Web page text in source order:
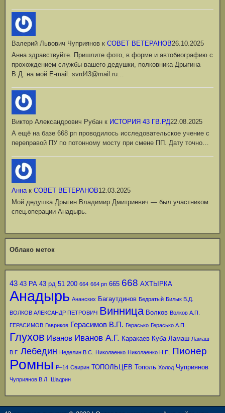
Валерий Львович Чуприянов к СОВЕТ ВЕТЕРАНОВ26.10.2025
Анна здравствуйте. Пришлите фото, в форме и автобиографию с
прохождением службы вашего дедушки, полковника Дрыгина
В.Д. на мой Е-mail: svrd43@mail.ru…
Виктор Александрович Рубан к ИСТОРИЯ 43 ГВ.РД22.08.2025
А ещё на базе 668 рп проводилось исследовательское учение с
переправой ПУ по потонному мосту при смене ПП. Дату точно…
Аннак СОВЕТ ВЕТЕРАНОВ12.03.2025
Мой дедушка Дрыгин Владимир Дмитриевич — был участником
спец.операции Анадырь.
Облако меток
43 43 РА 43 рд 51 200 664 664 рп 665 668 АХТЫРКА
Анадырь Ананских Багаутдинов Бедратый Билык В.Д.
ВОЛКОВ АЛЕКСАНДР ПЕТРОВИЧ Винница Волков Волков А.П.
ГЕРАСИМОВ Гавриков Герасимов В.П. Герасько Герасько А.П.
Глухов Иванов Иванов А.Г. Каракаев Куба Ламаш Ламаш
В.Г. Лебедин Неделин В.С. Николаенко Николаенко Н.П. Пионер
Ромны Р–14 Свирин ТОПОЛЬЦЕВ Тополь Холод Чуприянов
Чуприянов В.Л. Шадрин